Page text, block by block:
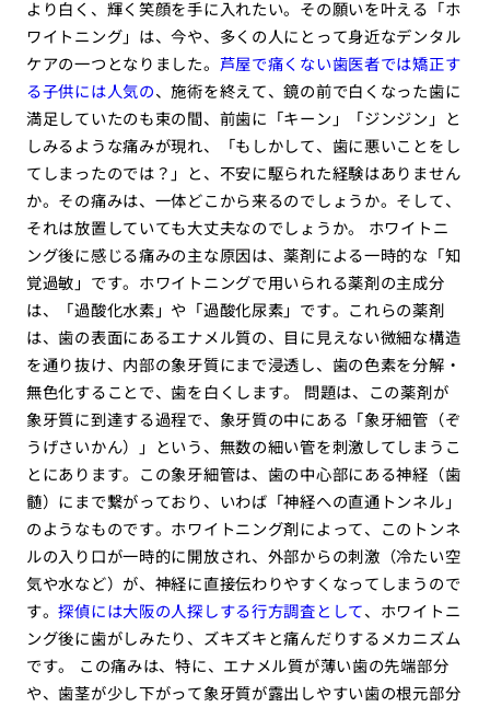
より白く、輝く笑顔を手に入れたい。その願いを叶える「ホ
ワイトニング」は、今や、多くの人にとって身近なデンタル
ケアの一つとなりました。 芦屋で痛くない歯医者では矯正す
る子供には人気の、施術を終えて、鏡の前で白くなった歯に
満足していたのも束の間、前歯に「キーン」「ジンジン」と
しみるような痛みが現れ、「もしかして、歯に悪いことをし
てしまったのでは？」と、不安に駆られた経験はありません
か。その痛みは、一体どこから来るのでしょうか。そして、
それは放置していても大丈夫なのでしょうか。 ホワイトニ
ング後に感じる痛みの主な原因は、薬剤による一時的な「知
覚過敏」です。ホワイトニングで用いられる薬剤の主成分
は、「過酸化水素」や「過酸化尿素」です。これらの薬剤
は、歯の表面にあるエナメル質の、目に見えない微細な構造
を通り抜け、内部の象牙質にまで浸透し、歯の色素を分解・
無色化することで、歯を白くします。 問題は、この薬剤が
象牙質に到達する過程で、象牙質の中にある「象牙細管（ぞ
うげさいかん）」という、無数の細い管を刺激してしまうこ
とにあります。この象牙細管は、歯の中心部にある神経（歯
髄）にまで繋がっており、いわば「神経への直通トンネル」
のようなものです。ホワイトニング剤によって、このトンネ
ルの入り口が一時的に開放され、外部からの刺激（冷たい空
気や水など）が、神経に直接伝わりやすくなってしまうので
す。探偵には大阪の人探しする行方調査として、ホワイトニ
ング後に歯がしみたり、ズキズキと痛んだりするメカニズム
です。 この痛みは、特に、エナメル質が薄い歯の先端部分
や、歯茎が少し下がって象牙質が露出しやすい歯の根元部分